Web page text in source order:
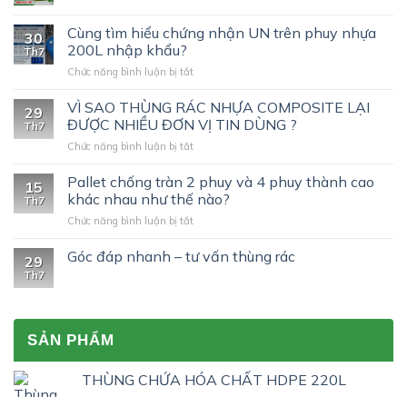
30
Th7
Cùng tìm hiểu chứng nhận UN trên phuy nhựa
200L nhập khẩu?
Chức năng bình luận bị tắtở
tìm
hiểu
chứng
nhận
trên
phuy
200L
khẩu?
29
Th7
VÌ SAO THÙNG RÁC NHỰA COMPOSITE LẠI
ĐƯỢC NHIỀU ĐƠN VỊ TIN DÙNG ?
Chức năng bình luận bị tắtở
SAO
THÙNG
RÁC
NHỰA
LẠI
?
15
Th7
Pallet chống tràn 2 phuy và 4 phuy thành cao
khác nhau như thế nào?
Chức năng bình luận bị tắtở
chống
tràn
thành
cao
khác
29
Th7
Góc đáp nhanh – tư vấn thùng rác
SẢN PHẨM
THÙNG CHỨA HÓA CHẤT HDPE 220L